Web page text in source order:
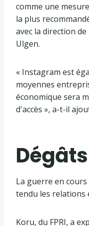
comme une
la plus
avec la direction
Ulgen.
« Instagram est
moyennes
économique sera
d'accès », a-t-il
La guerre en
tendu les relations
Koru, du FPRI, a